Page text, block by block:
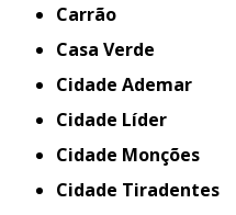
Carrão
Casa Verde
Cidade Ademar
Cidade Líder
Cidade Monções
Cidade Tiradentes